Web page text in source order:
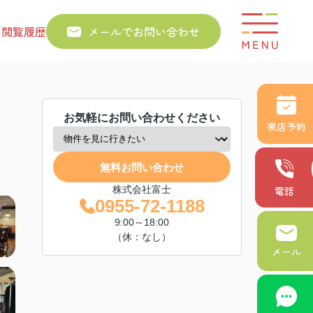
閲覧履歴 メールでお問い合わせ
来店予約
電話
メール
お気軽にお問い合わせください
無料お問い合わせ
株式会社富士
0955-72-1188
9:00～18:00
（休：なし）